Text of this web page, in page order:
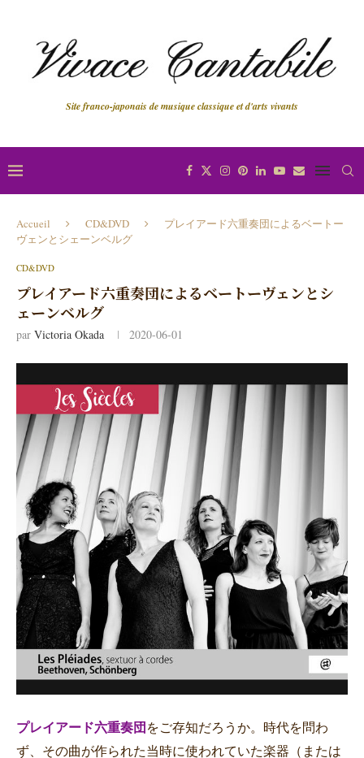
Site franco-japonais de musique classique et d'arts vivants
Accueil CD&DVD
プレイアード六重奏団によるベートー
ヴェンとシェーンベルグ
CD&DVD
プレイアード六重奏団によるベートーヴェンとシ
ェーンベルグ
par Victoria Okada 2020-06-01
プレイアード六重奏団 をご存知だろうか。時代を問わ
ず、その曲が作られた当時に使われていた楽器（または